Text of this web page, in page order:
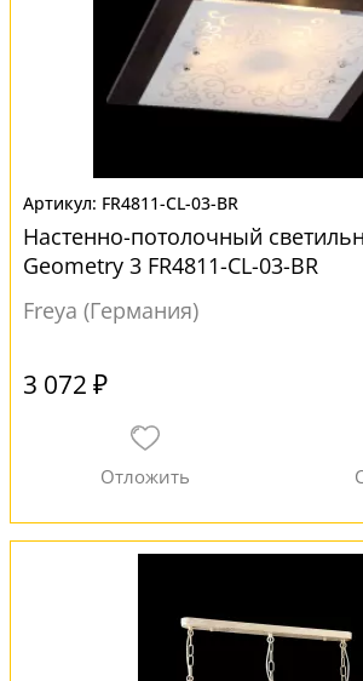
FR4811-CL-03-BR
Настенно-потолочный
Geometry 3 FR4811-CL-03-BR
Freya (Германия)
3 072 ₽